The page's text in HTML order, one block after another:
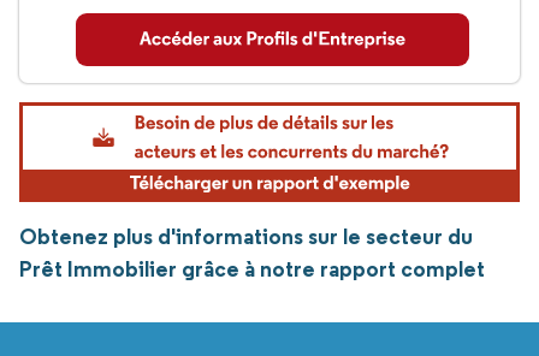
Obtenez plus d'informations sur le secteur du
Prêt Immobilier grâce à notre rapport complet